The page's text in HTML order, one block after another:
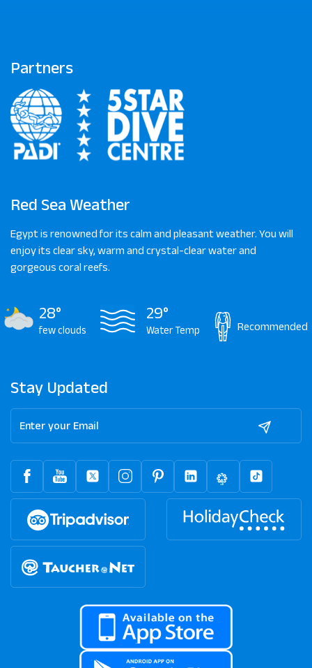
Partners
Red Sea Weather
Egypt is renowned for its calm and pleasant weather. You will
enjoy its clear sky, warm and crystal-clear water and
gorgeous coral reefs.
28°
few clouds
29°
Water Temp Recommended
Stay Updated